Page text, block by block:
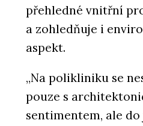
přehledné vnitřní
a zohledňuje i
aspekt.
„Na polikliniku se
pouze s
sentimentem, ale